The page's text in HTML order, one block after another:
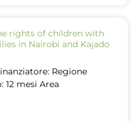
rights of children with
in Nairobi and Kajado
Regione
12 mesi Area